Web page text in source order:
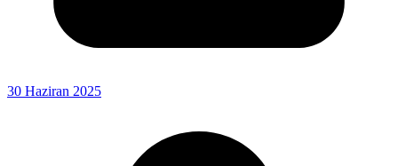
30 Haziran 2025